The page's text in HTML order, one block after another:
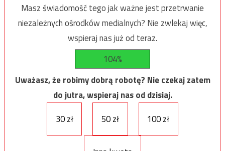
Masz świadomość tego jak ważne jest przetrwanie
niezależnych ośrodków medialnych? Nie zwlekaj więc,
wspieraj nas już od teraz.
104%
Uważasz, że robimy dobrą robotę? Nie czekaj zatem
do jutra, wspieraj nas od dzisiaj.
30 zł
50 zł 100 zł